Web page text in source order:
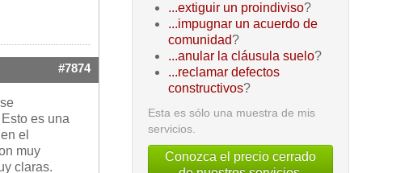
#7874
es una
el
muy
claras.
...extiguir un proindiviso?
...impugnar un acuerdo de
comunidad?
...anular la cláusula suelo?
...reclamar defectos
constructivos?
Esta es sólo una muestra de mis
servicios.
Conozca el precio cerrado